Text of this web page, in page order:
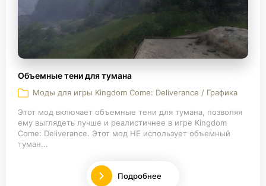
Объемные тени для тумана
Моды для игры Kingdom Come: Deliverance / Графика
Этот мод включает объемные тени для тумана, позволяя
ему выглядеть лучше и реалистичнее в игре Kingdom
Come: Deliverance. Этот мод НЕ использует объемный
туман...
Подробнее